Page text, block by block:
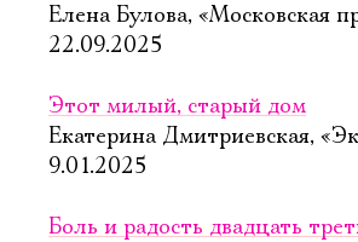
Елена Булова, «Московская
22.09.2025
Этот милый, старый дом
Екатерина Дмитриевская,
9.01.2025
Боль и радость двадцать